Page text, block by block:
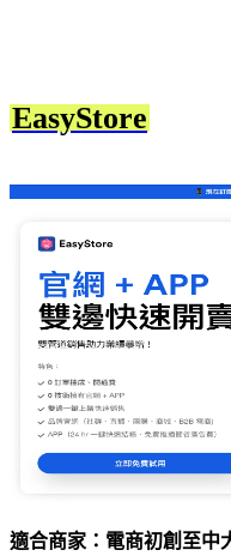
EasyStore
適合商家：電商初創至中